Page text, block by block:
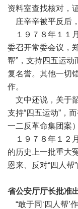
资料室查找核对，
庄辛辛被平反后
１９７８年１１
委召开常委会议，
帮”，支持四五运
复名誉。其他一切
作。
文中还说，关于
支持“四五运动”，
一二反革命集团案
１９７８年１２
的历史上一批重大
恩来、反对“四人帮
省公安厅厅长批准
“敢于同‘四人帮’